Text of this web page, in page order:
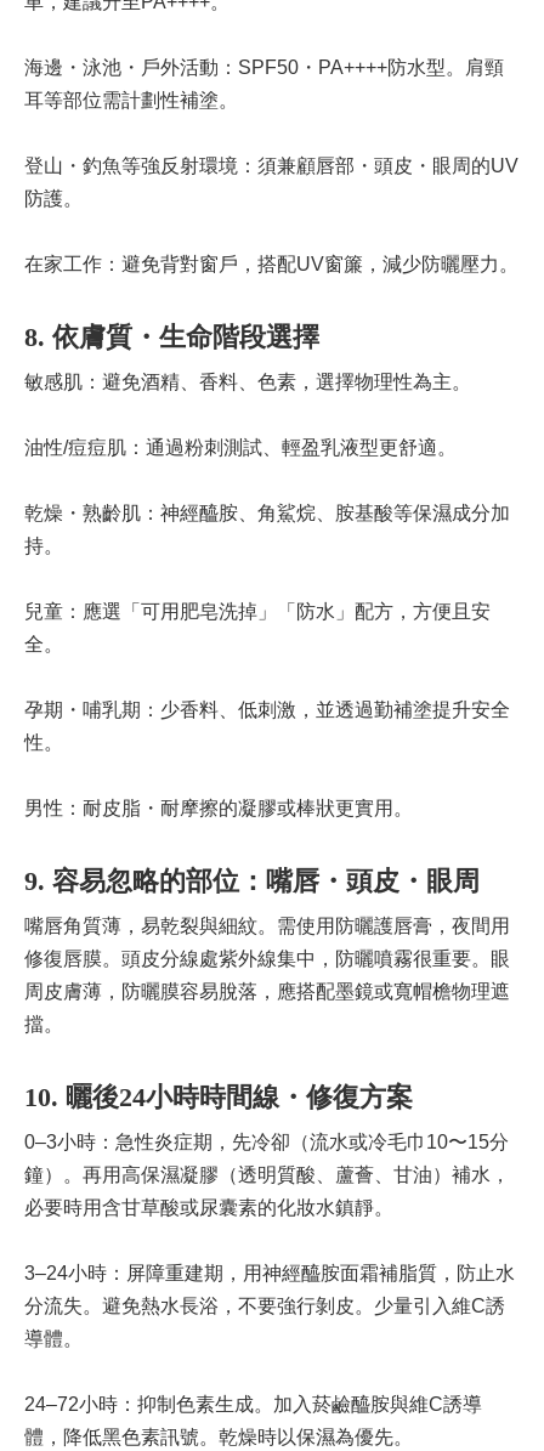
海邊・泳池・戶外活動：SPF50・PA++++防水型。肩頸
耳等部位需計劃性補塗。
登山・釣魚等強反射環境：須兼顧唇部・頭皮・眼周的UV
防護。
在家工作：避免背對窗戶，搭配UV窗簾，減少防曬壓力。
8. 依膚質・生命階段選擇
敏感肌：避免酒精、香料、色素，選擇物理性為主。
油性/痘痘肌：通過粉刺測試、輕盈乳液型更舒適。
乾燥・熟齡肌：神經醯胺、角鯊烷、胺基酸等保濕成分加
持。
兒童：應選「可用肥皂洗掉」「防水」配方，方便且安
全。
孕期・哺乳期：少香料、低刺激，並透過勤補塗提升安全
性。
男性：耐皮脂・耐摩擦的凝膠或棒狀更實用。
9. 容易忽略的部位：嘴唇・頭皮・眼周
嘴唇角質薄，易乾裂與細紋。需使用防曬護唇膏，夜間用
修復唇膜。頭皮分線處紫外線集中，防曬噴霧很重要。眼
周皮膚薄，防曬膜容易脫落，應搭配墨鏡或寬帽檐物理遮
擋。
10. 曬後24小時時間線・修復方案
0–3小時：急性炎症期，先冷卻（流水或冷毛巾10〜15分
鐘）。再用高保濕凝膠（透明質酸、蘆薈、甘油）補水，
必要時用含甘草酸或尿囊素的化妝水鎮靜。
3–24小時：屏障重建期，用神經醯胺面霜補脂質，防止水
分流失。避免熱水長浴，不要強行剝皮。少量引入維C誘
導體。
24–72小時：抑制色素生成。加入菸鹼醯胺與維C誘導
體，降低黑色素訊號。乾燥時以保濕為優先。